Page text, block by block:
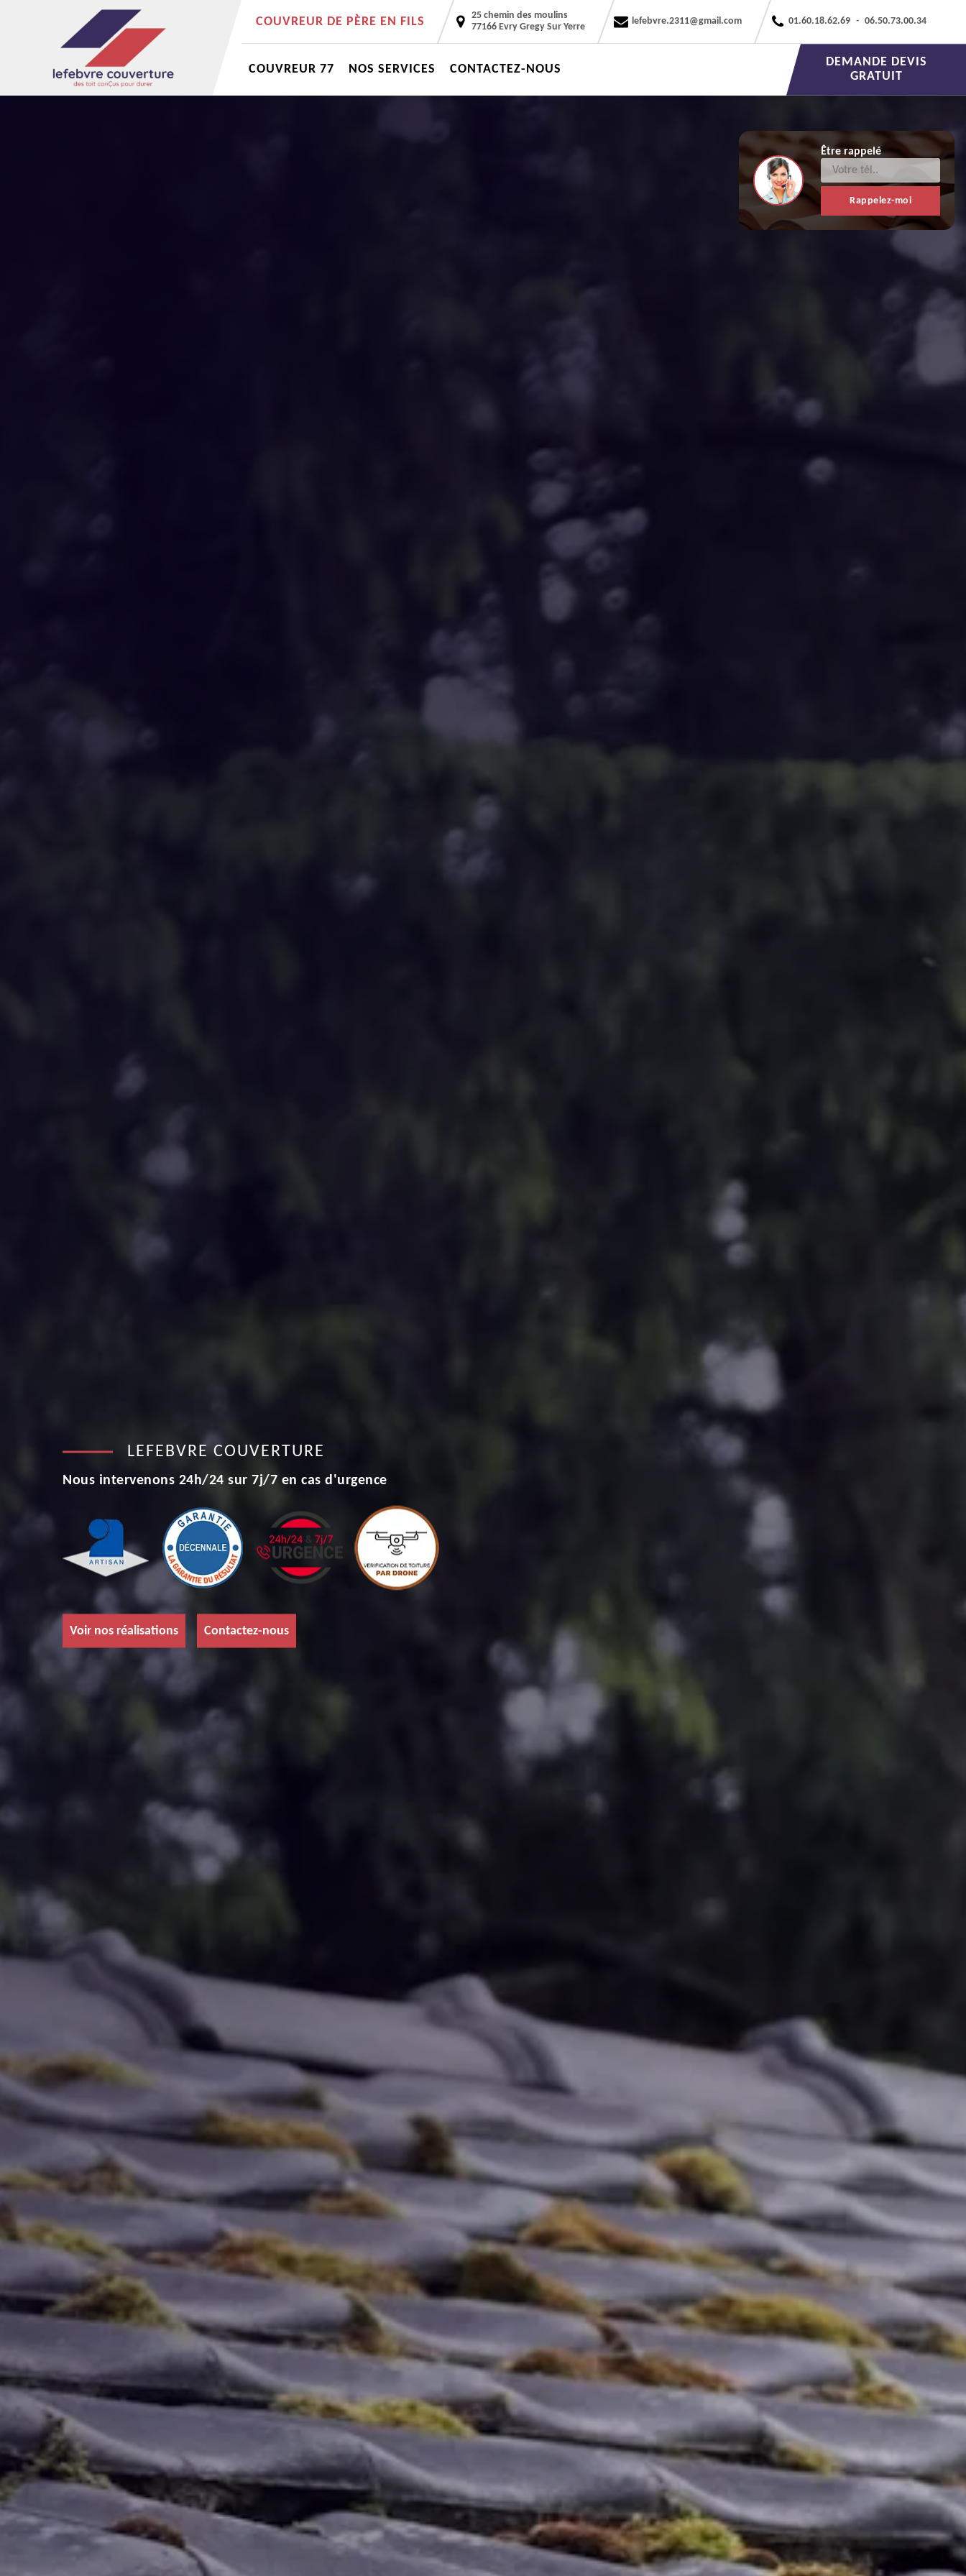
COUVREUR DE PÈRE EN FILS
25 chemin des moulins
77166 Evry Gregy Sur Yerre
lefebvre.2311@gmail.com 01.60.18.62.69 - 06.50.73.00.34
COUVREUR 77 NOS SERVICES CONTACTEZ-NOUS
DEMANDE DEVIS
GRATUIT
Être rappelé
LEFEBVRE COUVERTURE
Nous intervenons 24h/24 sur 7j/7 en cas d'urgence
Voir nos réalisations Contactez-nous